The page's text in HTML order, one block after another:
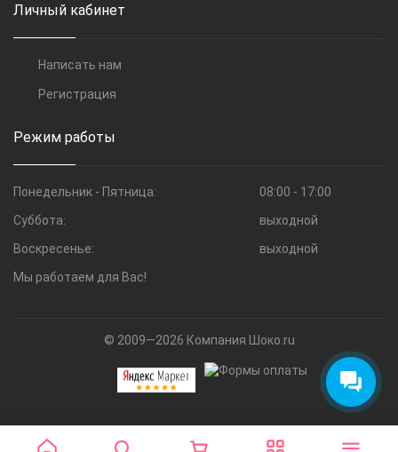
Личный кабинет
Написать нам
Регистрация
Режим работы
Понедельник - Пятница:
08:00 - 17:00
Суббота:
выходной
Воскресенье:
выходной
Мы работаем для Вас!
© 2009—2026 Компания Шоко.ru